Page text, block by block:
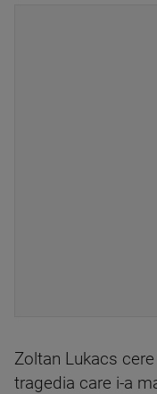
Zoltan Lukacs
tragedia care i-a